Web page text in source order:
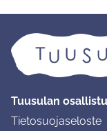
Tuusulan
Tietosuojaseloste